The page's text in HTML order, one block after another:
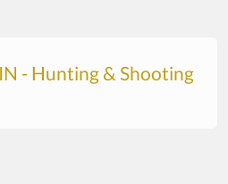
- Hunting & Shooting